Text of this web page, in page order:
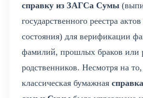
справку из ЗАГСа Сумы
государственного реестра
состояния) для верификации
фамилий, прошлых браков или
родственников. Несмотря на
классическая бумажная